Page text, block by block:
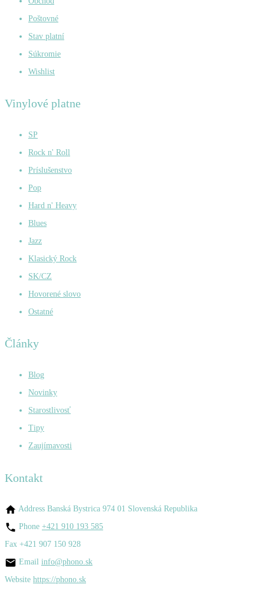
Poštovné
Stav platní
Súkromie
Wishlist
Vinylové platne
SP
Rock n' Roll
Príslušenstvo
Pop
Hard n' Heavy
Blues
Jazz
Klasický Rock
SK/CZ
Hovorené slovo
Ostatné
Články
Blog
Novinky
Starostlivosť
Tipy
Zaujímavosti
Kontakt
Address Banská Bystrica 974 01 Slovenská Republika
Phone +421 910 193 585
Fax +421 907 150 928
Email info@phono.sk
Website https://phono.sk